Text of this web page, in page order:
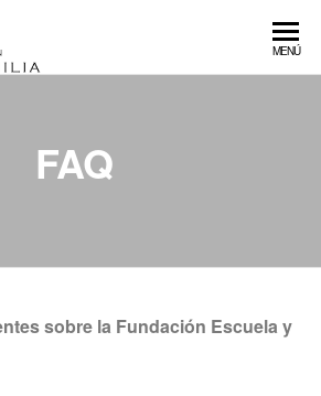
Escuela y
que
educación
libre de
MENÚ
FAQ
sobre la Fundación Escuela y